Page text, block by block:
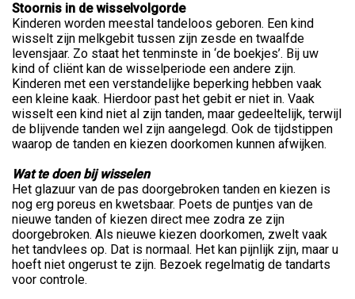
Stoornis in de wisselvolgorde
Kinderen worden meestal tandeloos geboren. Een kind
wisselt zijn melkgebit tussen zijn zesde en twaalfde
levensjaar. Zo staat het tenminste in ‘de boekjes’. Bij uw
kind of cliënt kan de wisselperiode een andere zijn.
Kinderen met een verstandelijke beperking hebben vaak
een kleine kaak. Hierdoor past het gebit er niet in. Vaak
wisselt een kind niet al zijn tanden, maar gedeeltelijk, terwijl
de blijvende tanden wel zijn aangelegd. Ook de tijdstippen
waarop de tanden en kiezen doorkomen kunnen afwijken.
Wat te doen bij wisselen
Het glazuur van de pas doorgebroken tanden en kiezen is
nog erg poreus en kwetsbaar. Poets de puntjes van de
nieuwe tanden of kiezen direct mee zodra ze zijn
doorgebroken. Als nieuwe kiezen doorkomen, zwelt vaak
het tandvlees op. Dat is normaal. Het kan pijnlijk zijn, maar u
hoeft niet ongerust te zijn. Bezoek regelmatig de tandarts
voor controle.